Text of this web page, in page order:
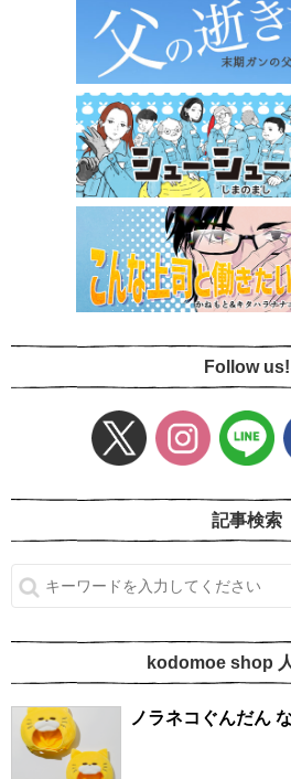
Follow us!
記事検索
kodomoe shop
ノラネコぐんだん